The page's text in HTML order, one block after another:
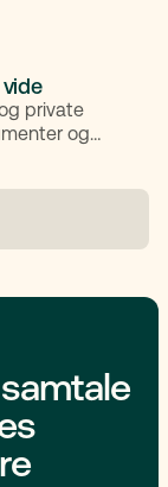
vide
private
og
får du en
er,